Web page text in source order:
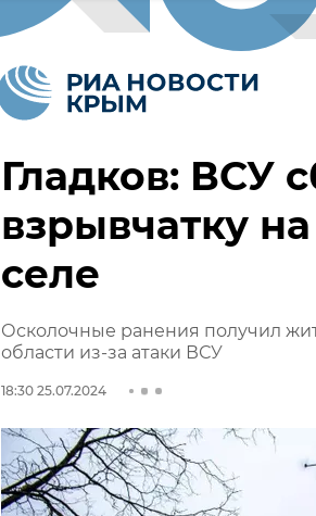
Гладков: ВСУ
взрывчатку
селе
Осколочные ранения получил
области из-за атаки ВСУ
18:30 25.07.2024